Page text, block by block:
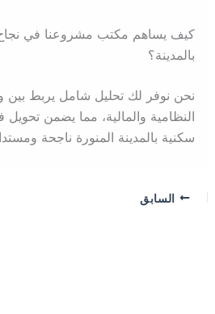
كيف يساهم مكتب مشروعنا في
بالمدينة؟
نحن نوفر لك تحليل شامل يربط بين
النظامية والمالية، مما يضمن
سكنية بالمدينة المنورة ناجحة
السابق